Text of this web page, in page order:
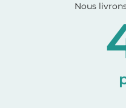
Nous